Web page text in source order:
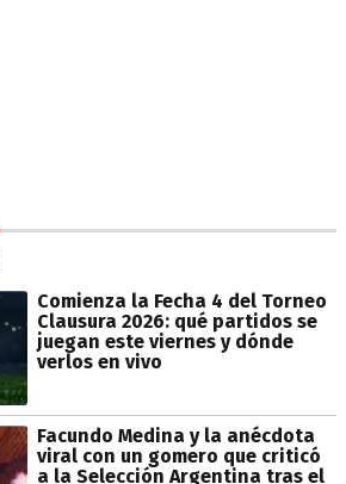
Comienza la Fecha 4 del Torneo
Clausura 2026: qué partidos se
juegan este viernes y dónde
verlos en vivo
Facundo Medina y la anécdota
viral con un gomero que criticó
a la Selección Argentina tras el